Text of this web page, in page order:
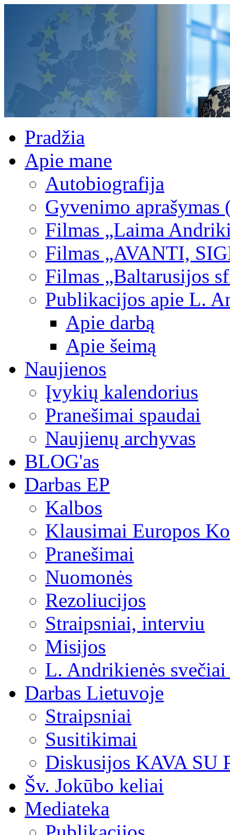
Pradžia
Apie mane
Autobiografija
Gyvenimo aprašymas
Filmas „Laima
Filmas „AVANTI,
Filmas „Baltarusijos
Publikacijos apie L.
Apie darbą
Apie šeimą
Naujienos
Įvykių kalendorius
Pranešimai spaudai
Naujienų archyvas
BLOG'as
Darbas EP
Kalbos
Klausimai Europos
Pranešimai
Nuomonės
Rezoliucijos
Straipsniai, interviu
Misijos
L. Andrikienės
Darbas Lietuvoje
Straipsniai
Susitikimai
Diskusijos KAVA SU
Šv. Jokūbo keliai
Mediateka